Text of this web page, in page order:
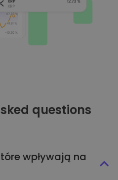
questions
wpływają na